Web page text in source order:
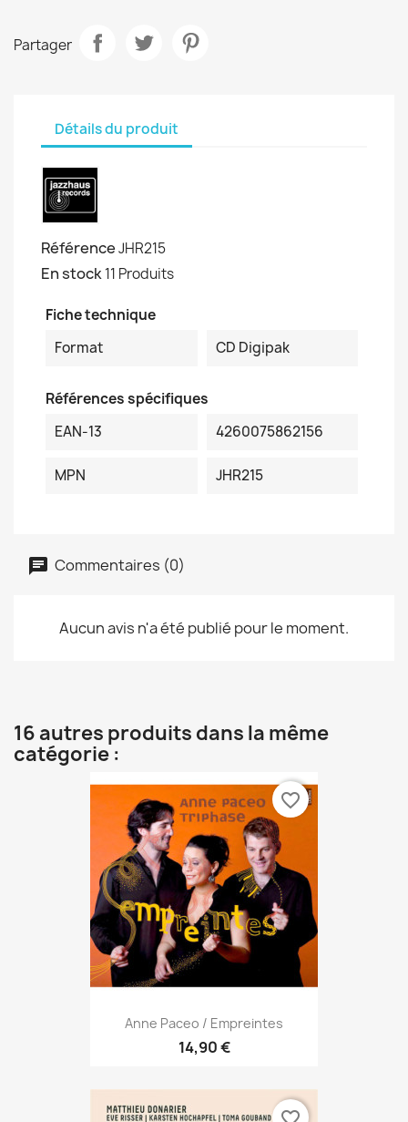
Partager
Détails du produit
RéférenceJHR215
En stock11 Produits
Fiche technique
Format
CD Digipak
Références spécifiques
EAN-13
4260075862156
MPN JHR215
Commentaires (0)
Aucun avis n'a été publié pour le moment.
16 autres produits dans la même
catégorie :
Anne Paceo / Empreintes
14,90 €
favorite_border